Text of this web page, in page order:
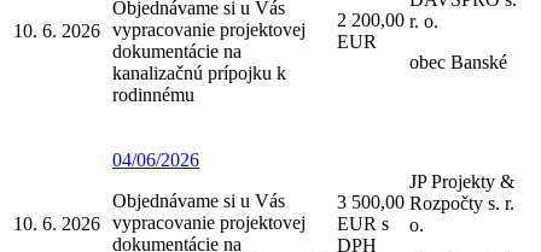
10. 6. 2026
Objednávame si u Vás
vypracovanie projektovej
dokumentácie na
kanalizačnú prípojku k
rodinnému
2 200,00
EUR
r. o.
obec Banské
10. 6. 2026
04/06/2026
Objednávame si u Vás
vypracovanie projektovej
dokumentácie na
3 500,00
EUR s
DPH
JP Projekty &
Rozpočty s. r.
o.